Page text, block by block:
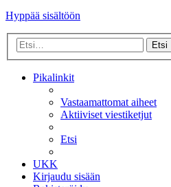
Hyppää sisältöön
Etsi
Pikalinkit
Vastaamattomat aiheet
Aktiiviset viestiketjut
Etsi
UKK
Kirjaudu sisään